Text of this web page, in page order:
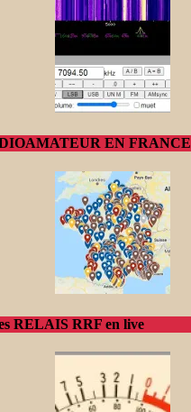
EN FRANCE
RELAIS RRF en live